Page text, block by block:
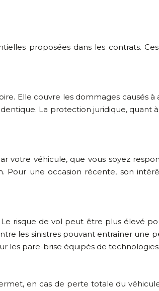
proposées dans les contrats.
Elle couvre les dommages causés à
La protection juridique, quant à
votre véhicule, que vous soyez
une occasion récente, son
risque de vol peut être plus élevé
les sinistres pouvant entraîner une
les pare-brise équipés de technologies
en cas de perte totale du